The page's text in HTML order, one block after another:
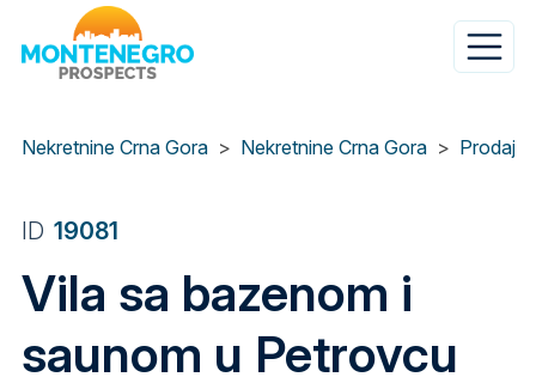
Nekretnine Crna Gora
Nekretnine Crna Gora Prodaja
ID 19081
Vila sa bazenom i
saunom u Petrovcu